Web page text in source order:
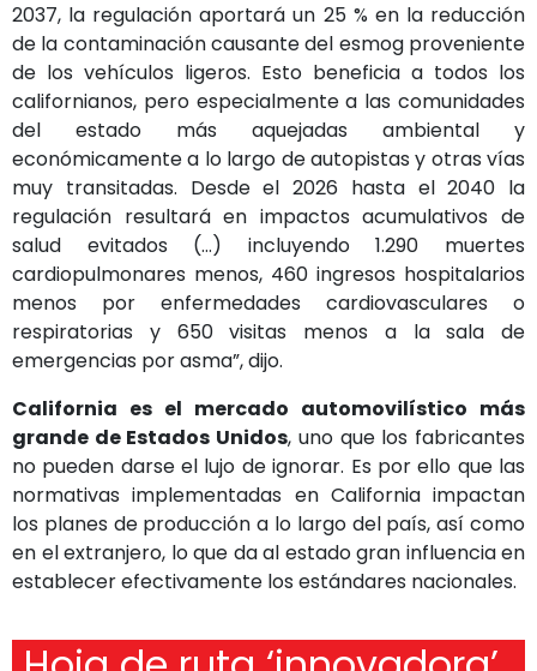
2037, la regulación aportará un 25 % en la reducción
de la contaminación causante del esmog proveniente
de los vehículos ligeros. Esto beneficia a todos los
californianos, pero especialmente a las comunidades
del estado más aquejadas ambiental y
económicamente a lo largo de autopistas y otras vías
muy transitadas. Desde el 2026 hasta el 2040 la
regulación resultará en impactos acumulativos de
salud evitados (…) incluyendo 1.290 muertes
cardiopulmonares menos, 460 ingresos hospitalarios
menos por enfermedades cardiovasculares o
respiratorias y 650 visitas menos a la sala de
emergencias por asma”, dijo.
California es el mercado automovilístico más
grande de Estados Unidos, uno que los fabricantes
no pueden darse el lujo de ignorar. Es por ello que las
normativas implementadas en California impactan
los planes de producción a lo largo del país, así como
en el extranjero, lo que da al estado gran influencia en
establecer efectivamente los estándares nacionales.